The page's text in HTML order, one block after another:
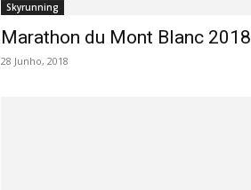
Skyrunning
Marathon du Mont Blanc 2018
28 Junho, 2018